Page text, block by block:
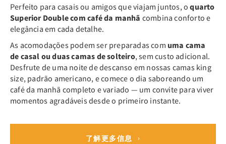
Perfeito para casais ou amigos que viajam juntos, oquarto
Superior Double com café da manhã combina conforto e
elegância em cada detalhe.
As acomodações podem ser preparadas com uma cama
de casal ou duas camas de solteiro, sem custo adicional.
Desfrute de uma noite de descanso em nossas camas king
size, padrão americano, e comece o dia saboreando um
café da manhã completo e variado — um convite para viver
momentos agradáveis desde o primeiro instante.
了解更多信息